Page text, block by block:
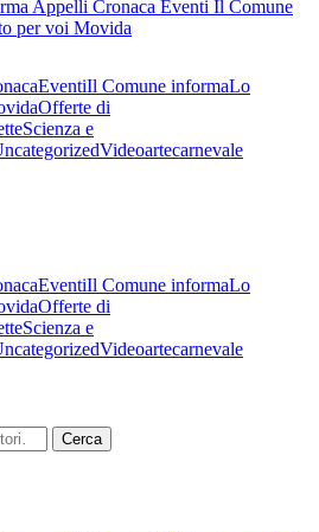
Appelli Cronaca Eventi Il Comune
per voi Movida
EventiIl Comune informaLo
Offerte di
Scienza e
Videoartecarnevale
EventiIl Comune informaLo
Offerte di
Scienza e
Videoartecarnevale
Cerca